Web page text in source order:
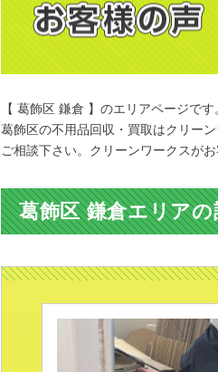
【 葛飾区 鎌倉 】のエリアページです
葛飾区の不用品回収・買取はクリー
ご相談下さい。クリーンワークスが
葛飾区 鎌倉エリアの